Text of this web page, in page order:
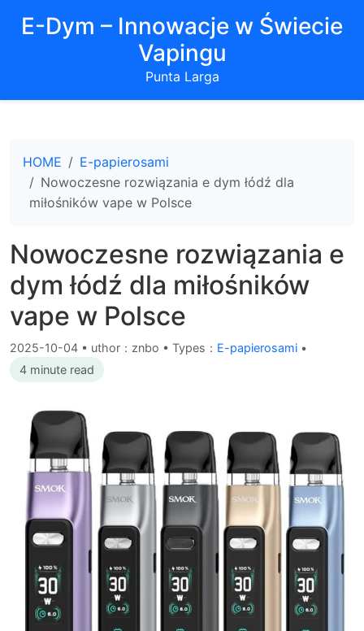
E-Dym – Innowacje w Świecie
Vapingu
Punta Larga
HOME
E-papierosami
Nowoczesne rozwiązania e dym łódź dla
miłośników vape w Polsce
Nowoczesne rozwiązania e
dym łódź dla miłośników
vape w Polsce
2025-10-04 • uthor：znbo • Types： E-papierosami •
4 minute read